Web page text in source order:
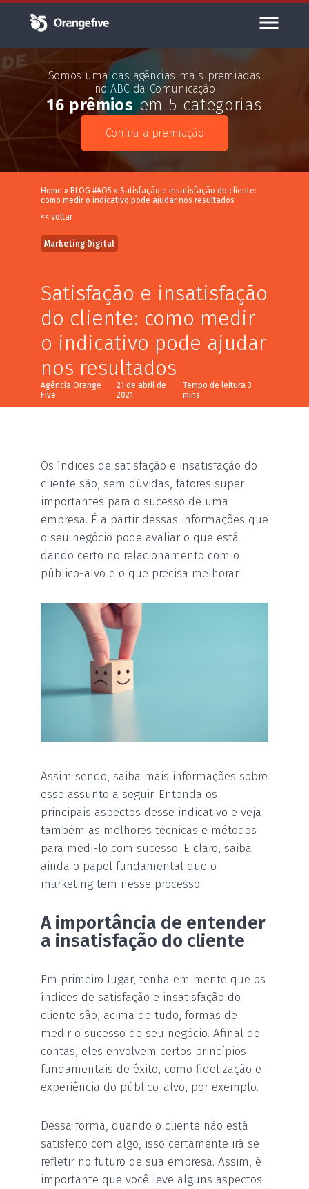
Somos uma das agências mais premiadas
no ABC da Comunicação
16 prêmios em 5 categorias
Confira a premiação
Home » BLOG #AO5 » Satisfação e insatisfação do cliente:
como medir o indicativo pode ajudar nos resultados
<< voltar
Marketing Digital
Satisfação e insatisfação
do cliente: como medir
o indicativo pode ajudar
nos resultados
Agência Orange
Five
21 de abril de
2021
Os índices de satisfação e insatisfação do
cliente são, sem dúvidas, fatores super
importantes para o sucesso de uma
empresa. É a partir dessas informações que
o seu negócio pode avaliar o que está
dando certo no relacionamento com o
público-alvo e o que precisa melhorar.
Assim sendo, saiba mais informações sobre
esse assunto a seguir. Entenda os
principais aspectos desse indicativo e veja
também as melhores técnicas e métodos
para medi-lo com sucesso. E claro, saiba
ainda o papel fundamental que o
marketing tem nesse processo.
A importância de entender
a insatisfação do cliente
Em primeiro lugar, tenha em mente que os
índices de satisfação e insatisfação do
cliente são, acima de tudo, formas de
medir o sucesso de seu negócio. Afinal de
contas, eles envolvem certos princípios
fundamentais de êxito, como fidelização e
experiência do público-alvo, por exemplo.
Dessa forma, quando o cliente não está
satisfeito com algo, isso certamente irá se
refletir no futuro de sua empresa. Assim, é
importante que você leve alguns aspectos